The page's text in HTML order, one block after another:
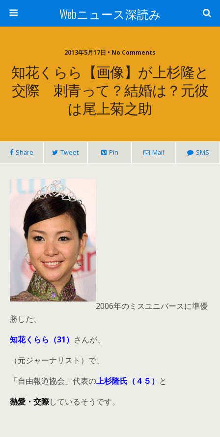
Webニュース深読み
2013年5月17日 • No Comments
知花くらら【画像】が上杉隆と
交際 刺青って？結婚は？元彼
は尾上菊之助
Share Tweet Pin Mail SMS
2006年のミスユニバースに準優
勝した、
知花くらら（31） さんが、
（元ジャーナリスト）で、
「自由報道協会」代表の上杉隆氏（４５） と
熱愛・交際しているそうです。